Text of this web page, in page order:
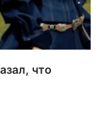
что